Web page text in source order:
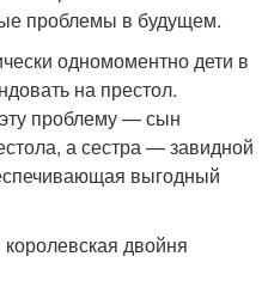
проблемы в будущем.
одномоментно дети в
на престол.
проблему — сын
а сестра — завидной
выгодный
двойня